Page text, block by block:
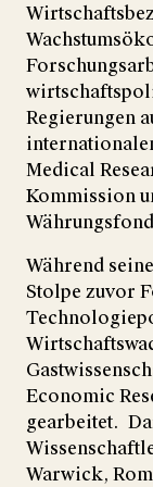
Regierungen
Medical
Kommission
Während
Stolpe zuvor
Economic
gearbeitet.
Warwick,